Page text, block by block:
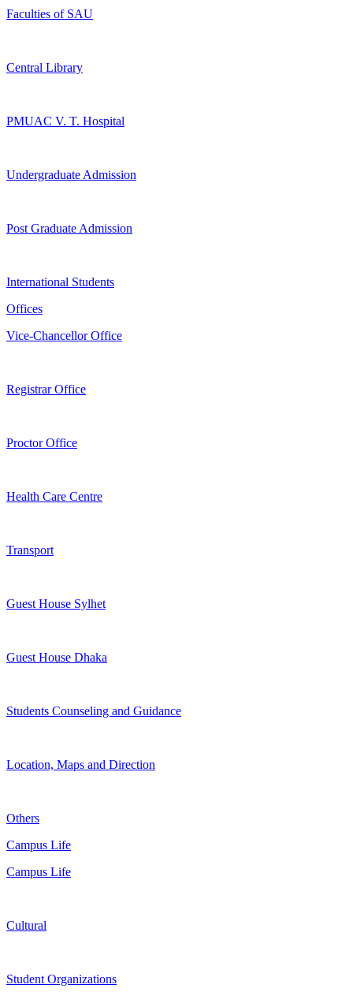
Faculties of SAU
Central Library
PMUAC V. T. Hospital
Undergraduate Admission
Post Graduate Admission
International Students
Offices
Vice-Chancellor Office
Registrar Office
Proctor Office
Health Care Centre
Transport
Guest House Sylhet
Guest House Dhaka
Students Counseling and Guidance
Location, Maps and Direction
Others
Campus Life
Campus Life
Cultural
Student Organizations